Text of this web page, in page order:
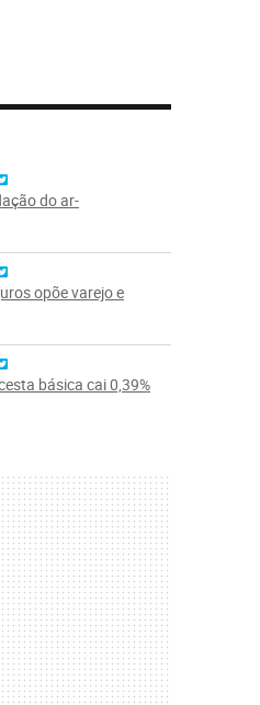
do ar-
opõe varejo e
básica cai 0,39%